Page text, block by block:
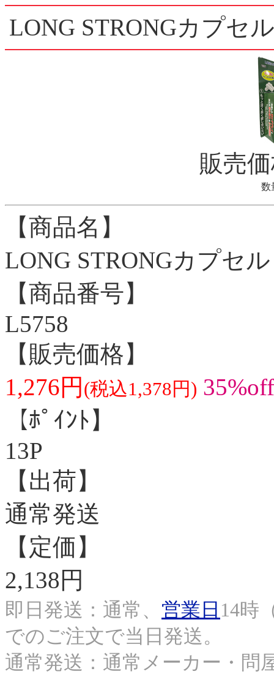
LONG STRONGカプセ
販売
数
【商品名】
LONG STRONGカプセ
【商品番号】
L5758
【販売価格】
1,276円 (税込1,378円) 35%off
【ﾎﾟｲﾝﾄ】
13P
【出荷】
通常発送
【定価】
2,138円
即日発送：通常、 営業日 14時
でのご注文で当日発送。
通常発送：通常メーカー・問